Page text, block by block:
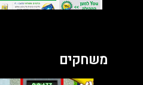
משחקים